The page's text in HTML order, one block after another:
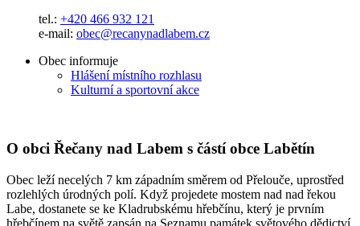
tel.: +420 466 932 121
e-mail: obec@recanynadlabem.cz
Obec informuje
Hlášení místního rozhlasu
Kulturní a sportovní akce
O obci Řečany nad Labem s částí obce Labětín
Obec leží necelých 7 km západním směrem od Přelouče, uprostřed
rozlehlých úrodných polí. Když projedete mostem nad nad řekou
Labe, dostanete se ke Kladrubskému hřebčínu, který je prvním
hřebčínem na světě zapsán na Seznamu památek světového dědictví